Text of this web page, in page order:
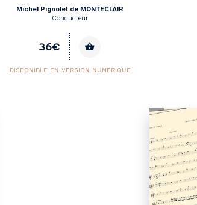
Michel Pignolet de MONTECLAIR
Conducteur
36€
DISPONIBLE EN VERSION NUMÉRIQUE